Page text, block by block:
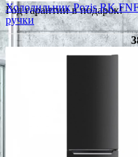
Год гарантии в подарок!
Холодильник Pozis RK
ручки